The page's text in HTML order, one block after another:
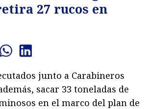
27 rucos en
junto a Carabineros
sacar 33 toneladas de
en el marco del plan de